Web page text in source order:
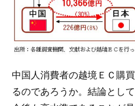
中国人消費者の越境ＥＣ購
るのであろうか。結論とし